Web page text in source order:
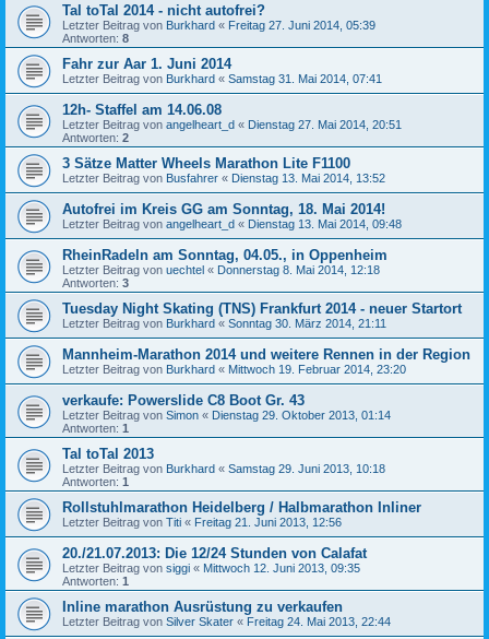
Tal toTal 2014 - nicht autofrei?
Letzter Beitrag von Burkhard « Freitag 27. Juni 2014, 05:39
Antworten: 8
Fahr zur Aar 1. Juni 2014
Letzter Beitrag von Burkhard « Samstag 31. Mai 2014, 07:41
12h- Staffel am 14.06.08
Letzter Beitrag von angelheart_d « Dienstag 27. Mai 2014, 20:51
Antworten: 2
3 Sätze Matter Wheels Marathon Lite F1100
Letzter Beitrag von Busfahrer « Dienstag 13. Mai 2014, 13:52
Autofrei im Kreis GG am Sonntag, 18. Mai 2014!
Letzter Beitrag von angelheart_d « Dienstag 13. Mai 2014, 09:48
RheinRadeln am Sonntag, 04.05., in Oppenheim
Letzter Beitrag von uechtel « Donnerstag 8. Mai 2014, 12:18
Antworten: 3
Tuesday Night Skating (TNS) Frankfurt 2014 - neuer Startort
Letzter Beitrag von Burkhard « Sonntag 30. März 2014, 21:11
Mannheim-Marathon 2014 und weitere Rennen in der Region
Letzter Beitrag von Burkhard « Mittwoch 19. Februar 2014, 23:20
verkaufe: Powerslide C8 Boot Gr. 43
Letzter Beitrag von Simon « Dienstag 29. Oktober 2013, 01:14
Antworten: 1
Tal toTal 2013
Letzter Beitrag von Burkhard « Samstag 29. Juni 2013, 10:18
Antworten: 1
Rollstuhlmarathon Heidelberg / Halbmarathon Inliner
Letzter Beitrag von Titi « Freitag 21. Juni 2013, 12:56
20./21.07.2013: Die 12/24 Stunden von Calafat
Letzter Beitrag von siggi « Mittwoch 12. Juni 2013, 09:35
Antworten: 1
Inline marathon Ausrüstung zu verkaufen
Letzter Beitrag von Silver Skater « Freitag 24. Mai 2013, 22:44